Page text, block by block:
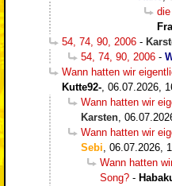
54, 74, 90, 2006 -
54, 74, 90, 2006 -
Wann hatten wir
Kutte92-, 06.07.2026,
Wann hatten wir
Karsten,
Wann hatten wir
Sebi, 06.07.2026,
Wann hatten
Song? -